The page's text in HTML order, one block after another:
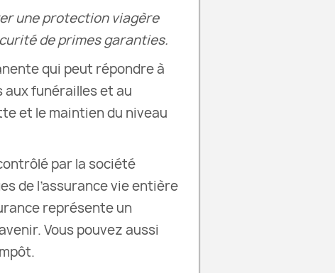
une protection viagère
de primes garanties.
qui peut répondre à
funérailles et au
et le maintien du niveau
par la société
de l’assurance vie entière
représente un
Vous pouvez aussi